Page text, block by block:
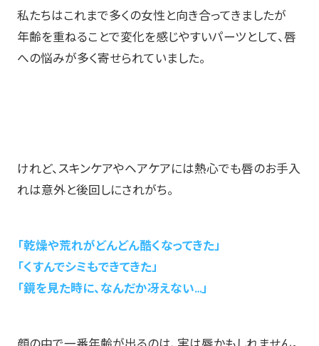
私たちはこれまで多くの女性と向き合ってきましたが
年齢を重ねることで変化を感じやすいパーツとして、唇
への悩みが多く寄せられていました。
けれど、スキンケアやヘアケアには熱心でも唇のお手入
れは意外と後回しにされがち。
「乾燥や荒れがどんどん酷くなってきた」
「くすんでシミもできてきた」
「鏡を見た時に、なんだか冴えない…」